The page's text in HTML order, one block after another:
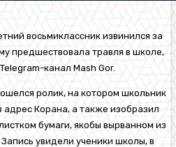
восьмиклассник извинился за
предшествовала травля в школе,
канал Mash Gor.
ролик, на котором школьник
адрес Корана, а также изобразил
бумаги, якобы вырванном из
увидели ученики школы, в